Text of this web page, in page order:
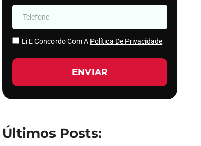
Li E Concordo Com A Política De Privacidade
ENVIAR
Últimos Posts: